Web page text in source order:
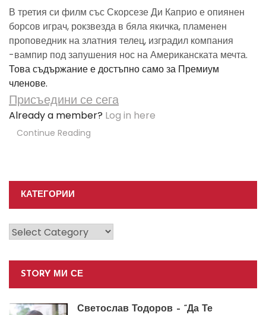
В третия си филм със Скорсезе Ди Каприо е опиянен
борсов играч, рокзвезда в бяла якичка, пламенен
проповедник на златния телец, изградил компания
-вампир под запушения нос на Американската мечта.
Това съдържание е достъпно само за Премиум
членове.
Присъедини се сега
Already a member? Log in here
Continue Reading
КАТЕГОРИИ
Категории
STORY МИ СЕ
Светослав Тодоров – “Да Те